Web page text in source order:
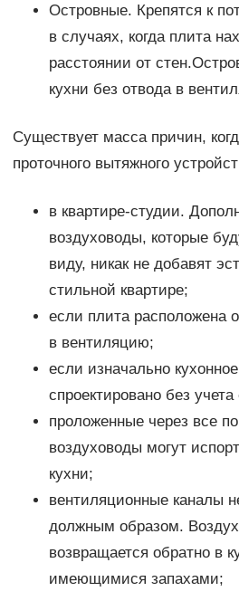
Островные. Крепятся к
в случаях, когда плита
расстоянии от
кухни без отвода в
Существует масса причин,
проточного вытяжного
в квартире-студии.
воздуховоды, которые
виду, никак не добавят
стильной квартире;
если плита расположена
в вентиляцию;
если изначально
спроектировано без
проложенные через все
воздуховоды могут
кухни;
вентиляционные каналы
должным образом.
возвращается обратно в
имеющимися запахами;